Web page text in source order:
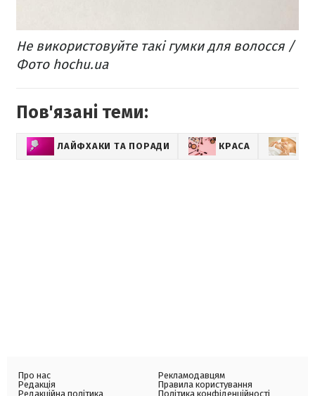
Не використовуйте такі гумки для волосся /
Фото hochu.ua
Пов'язані теми:
ЛАЙФХАКИ ТА ПОРАДИ КРАСА
Про нас
Редакція
Редакційна політика
Рекламодавцям
Правила користування
Політика конфіденційності